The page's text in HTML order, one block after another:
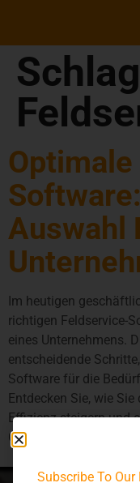
Auswahl
Im heutigen
richtigen Feldservice-
eines Unternehmens.
entscheidende
Software für die
Entdecken Sie, wie
Effizienz steigern und
Geschäftsanalyse und
Subscribe To Our